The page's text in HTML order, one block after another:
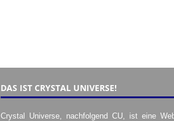
DAS IST CRYSTAL UNIVERSE!
Crystal Universe, nachfolgend CU, ist eine